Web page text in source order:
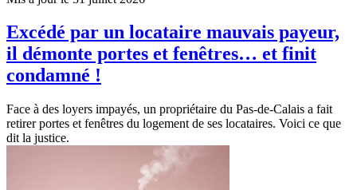
Excédé par un locataire mauvais payeur,
il démonte portes et fenêtres… et finit
condamné !
Face à des loyers impayés, un propriétaire du Pas-de-Calais a fait
retirer portes et fenêtres du logement de ses locataires. Voici ce que
dit la justice.